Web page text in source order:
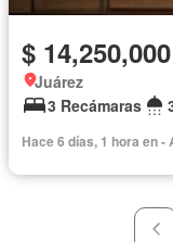
$
Juárez
3 Recámaras
Hace 6 días, 1 hora en -